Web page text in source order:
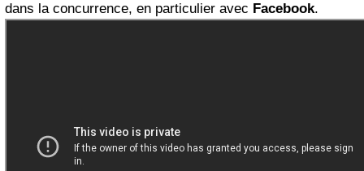
dans la concurrence, en particulier avec Facebook.